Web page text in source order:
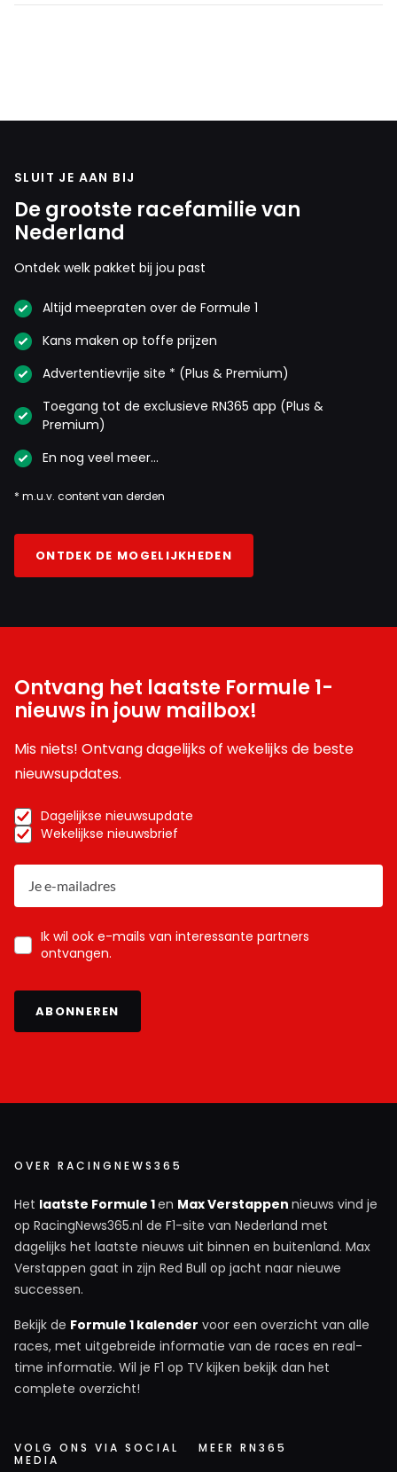
SLUIT JE AAN BIJ
De grootste racefamilie van
Nederland
Ontdek welk pakket bij jou past
Altijd meepraten over de Formule 1
Kans maken op toffe prijzen
Advertentievrije site * (Plus & Premium)
Toegang tot de exclusieve RN365 app (Plus &
Premium)
En nog veel meer…
* m.u.v. content van derden
ONTDEK DE MOGELIJKHEDEN
Ontvang het laatste Formule 1-
nieuws in jouw mailbox!
Mis niets! Ontvang dagelijks of wekelijks de beste
nieuwsupdates.
Dagelijkse nieuwsupdate
Wekelijkse nieuwsbrief
Ik wil ook e-mails van interessante partners
ontvangen.
ABONNEREN
OVER RACINGNEWS365
Het laatste Formule 1en Max Verstappen nieuws vind je
op RacingNews365.nl de F1-site van Nederland met
dagelijks het laatste nieuws uit binnen en buitenland. Max
Verstappen gaat in zijn Red Bull op jacht naar nieuwe
successen.
Bekijk de Formule 1 kalender voor een overzicht van alle
races, met uitgebreide informatie van de races en real-
time informatie. Wil je F1 op TV kijken bekijk dan het
complete overzicht!
VOLG ONS VIA SOCIAL
MEDIA
MEER RN365